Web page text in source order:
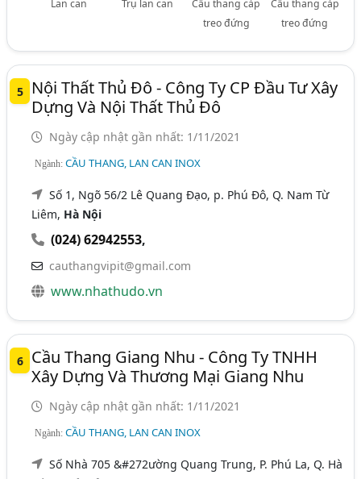
Lan can Trụ lan can
Cầu thang cáp
treo đứng
Cầu thang cáp
treo đứng
5
Nội Thất Thủ Đô - Công Ty CP Đầu Tư Xây
Dựng Và Nội Thất Thủ Đô
Ngày cập nhật gần nhất: 1/11/2021
Ngành:CẦU THANG, LAN CAN INOX
Số 1, Ngõ 56/2 Lê Quang Đạo, p. Phú Đô, Q. Nam Từ
Liêm, Hà Nội
(024) 62942553,
cauthangvipit@gmail.com
www.nhathudo.vn
6
Cầu Thang Giang Nhu - Công Ty TNHH
Xây Dựng Và Thương Mại Giang Nhu
Ngày cập nhật gần nhất: 1/11/2021
Ngành:CẦU THANG, LAN CAN INOX
Số Nhà 705 &#272ường Quang Trung, P. Phú La, Q. Hà